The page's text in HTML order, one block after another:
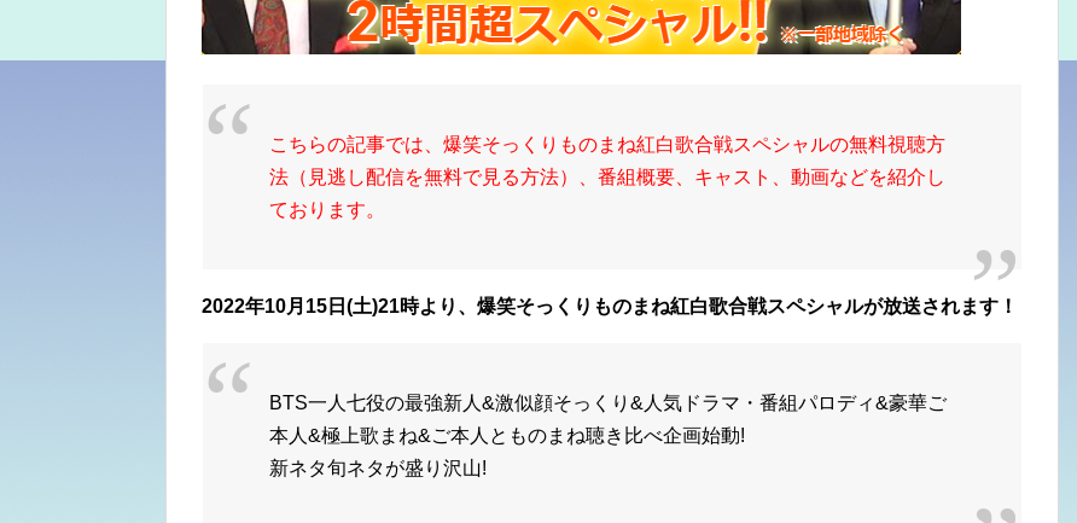
こちらの記事では、爆笑そっくりものまね紅白歌合戦スペシャルの無料視聴方
法（見逃し配信を無料で見る方法）、番組概要、キャスト、動画などを紹介し
ております。
2022年10月15日(土)21時より、爆笑そっくりものまね紅白歌合戦スペシャルが放送されます！
BTS一人七役の最強新人&激似顔そっくり&人気ドラマ・番組パロディ&豪華ご
本人&極上歌まね&ご本人とものまね聴き比べ企画始動!
新ネタ旬ネタが盛り沢山!